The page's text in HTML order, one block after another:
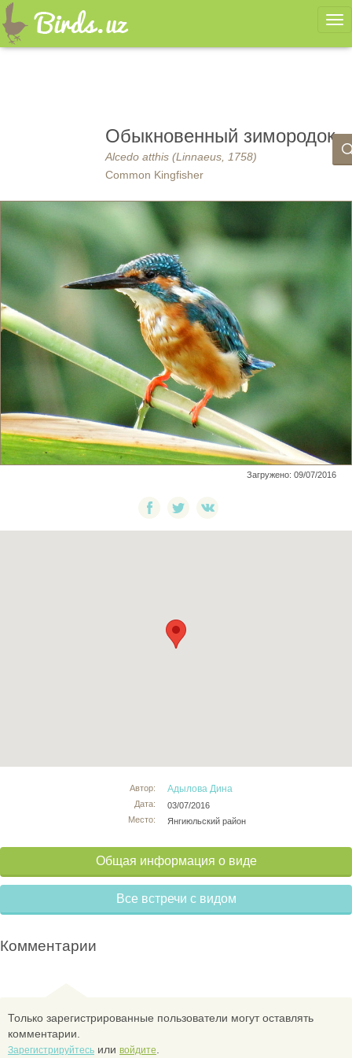
Обыкновенный зимородок
Alcedo atthis (Linnaeus, 1758)
Common Kingfisher
Загружено: 09/07/2016
Автор:
Дата:
Место:
Адылова Дина
03/07/2016
Янгиюльский район
Общая информация о виде
Все встречи с видом
Комментарии
Только зарегистрированные пользователи могут оставлять
комментарии.
Зарегистрируйтесь или войдите